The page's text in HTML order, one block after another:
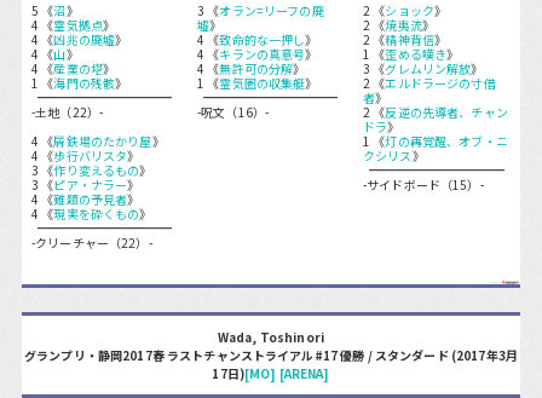
5 《沼》
4 《霊気拠点》
4 《凶兆の廃墟》
4 《山》
4 《産業の塔》
1 《海門の残骸》
-土地（22）-
4 《屑鉄場のたかり屋》
4 《歩行バリスタ》
3 《作り変えるもの》
3 《ピア・ナラー》
4 《難題の予見者》
4 《現実を砕くもの》
-クリーチャー（22）-
3 《オラン=リーフの廃
墟》
4 《致命的な一押し》
4 《キランの真意号》
4 《無許可の分解》
1 《霊気圏の収集艇》
-呪文（16）-
2 《ショック》
2 《焼夷流》
2 《精神背信》
1 《歪める嘆き》
3 《グレムリン解放》
2 《エルドラージの寸借
者》
2 《反逆の先導者、チャン
ドラ》
1 《灯の再覚醒、オブ・ニ
クシリス》
-サイドボード（15）-
Wada, Toshinori
グランプリ・静岡2017春 ラストチャンストライアル#17 優勝 / スタンダード (2017年3月
17日)[MO] [ARENA]